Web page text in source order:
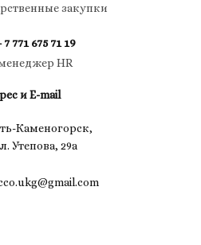
закупки
7 771 675 71 19
HR
и E-mail
Каменогорск,
Утепова, 29а